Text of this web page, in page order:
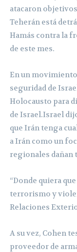
atacaron
Teherán está
Hamás contra la
de este mes.
En un
seguridad de
Holocausto para
de Israel.Israel
que Irán tenga
a Irán como un
regionales dañan
“Donde quiera
terrorismo y
Relaciones
A su vez, Cohen
proveedor de